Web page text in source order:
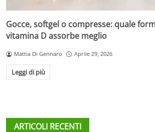
Gocce, softgel o compresse: quale
vitamina D assorbe meglio
Mattia Di Gennaro Aprile 29, 2026
Leggi di più
ARTICOLI RECENTI